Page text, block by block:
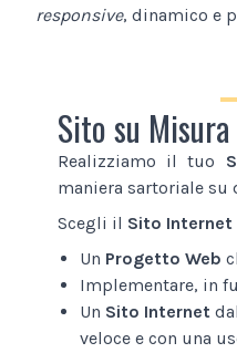
responsive, dinamico e
Sito su Misura
Realizziamo il tuo
maniera sartoriale su
Scegli il Sito Internet
Un Progetto Web
Implementare, in
Un Sito Internet
veloce e con una